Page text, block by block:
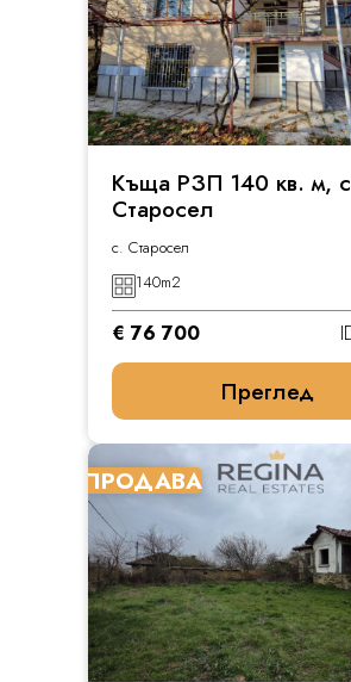
Къща РЗП 140 кв. м,
Старосел
с. Старосел
140m2
€ 76 700
Преглед
ПРОДАВА